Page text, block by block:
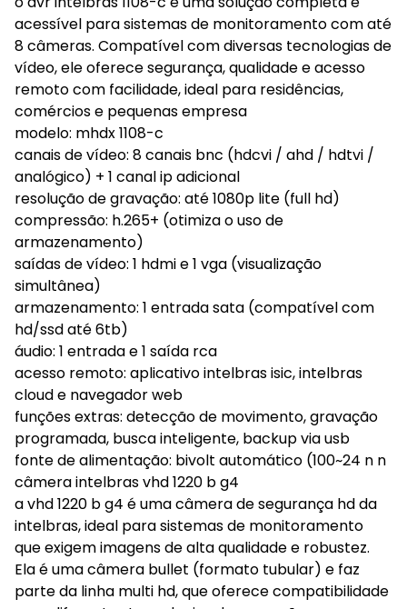
acessível para sistemas de monitoramento com até
8 câmeras. Compatível com diversas tecnologias de
vídeo, ele oferece segurança, qualidade e acesso
remoto com facilidade, ideal para residências,
comércios e pequenas empresa
modelo: mhdx 1108-c
canais de vídeo: 8 canais bnc (hdcvi / ahd / hdtvi /
analógico) + 1 canal ip adicional
resolução de gravação: até 1080p lite (full hd)
compressão: h.265+ (otimiza o uso de
armazenamento)
saídas de vídeo: 1 hdmi e 1 vga (visualização
simultânea)
armazenamento: 1 entrada sata (compatível com
hd/ssd até 6tb)
áudio: 1 entrada e 1 saída rca
acesso remoto: aplicativo intelbras isic, intelbras
cloud e navegador web
funções extras: detecção de movimento, gravação
programada, busca inteligente, backup via usb
fonte de alimentação: bivolt automático (100~24 n n
câmera intelbras vhd 1220 b g4
a vhd 1220 b g4 é uma câmera de segurança hd da
intelbras, ideal para sistemas de monitoramento
que exigem imagens de alta qualidade e robustez.
Ela é uma câmera bullet (formato tubular) e faz
parte da linha multi hd, que oferece compatibilidade